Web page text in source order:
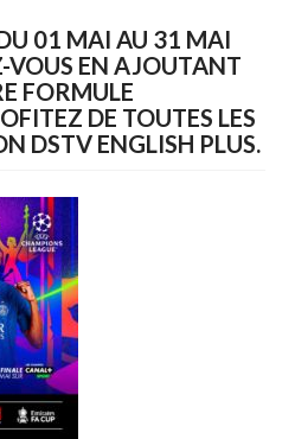
01 MAI AU 31 MAI
EN AJOUTANT
FORMULE
DE TOUTES LES
DSTV ENGLISH PLUS.